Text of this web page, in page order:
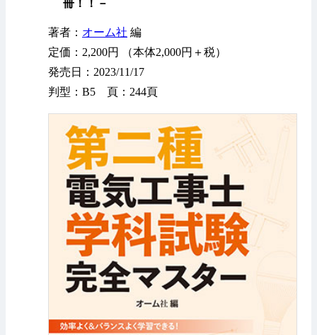
冊！！－
著者： オーム社 編
定価：2,200円 （本体2,000円＋税）
発売日：2023/11/17
判型：B5 頁：244頁